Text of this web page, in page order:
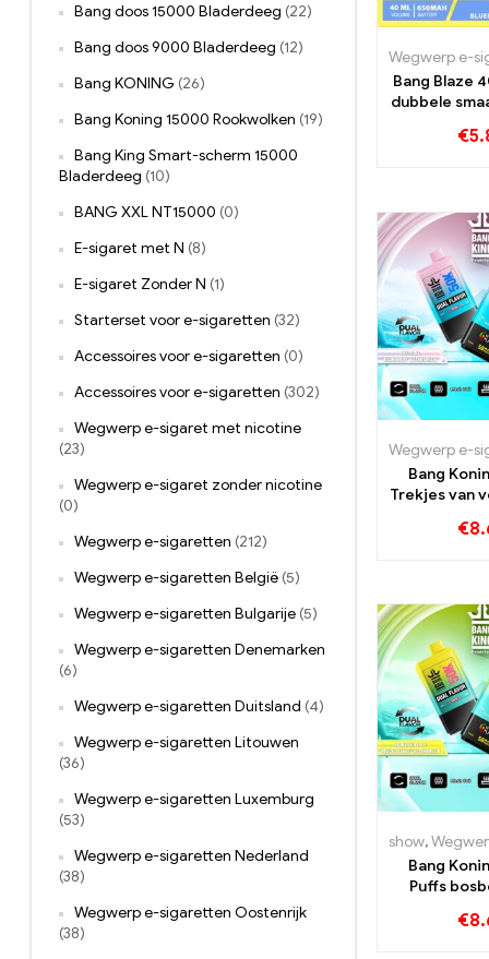
Bang Blaze
dubbele
€
Bang
Trekjes van
€
show,Wegwerp e-
Bang
Puffs
perzik
€
Bang doos 15000 Bladerdeeg (22)
Bang doos 9000 Bladerdeeg (12)
Bang KONING (26)
Bang Koning 15000 Rookwolken (19)
Bang King Smart-scherm 15000
Bladerdeeg (10)
BANG XXL NT15000 (0)
E-sigaret met N (8)
E-sigaret Zonder N (1)
Starterset voor e-sigaretten (32)
Accessoires voor e-sigaretten (0)
Accessoires voor e-sigaretten (302)
Wegwerp e-sigaret met nicotine
(23)
Wegwerp e-sigaret zonder nicotine
(0)
Wegwerp e-sigaretten (212)
Wegwerp e-sigaretten België (5)
Wegwerp e-sigaretten Bulgarije (5)
Wegwerp e-sigaretten Denemarken
(6)
Wegwerp e-sigaretten Duitsland (4)
Wegwerp e-sigaretten Litouwen
(36)
Wegwerp e-sigaretten Luxemburg
(53)
Wegwerp e-sigaretten Nederland
(38)
Wegwerp e-sigaretten Oostenrijk
(38)